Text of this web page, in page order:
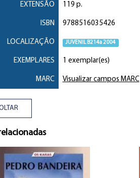
EXTENSÃO 119 p.
ISBN 9788516035426
LOCALIZAÇÃO JUVENIL B214a 2004
EXEMPLARES 1 exemplar(es)
MARC Visualizar campos MARC